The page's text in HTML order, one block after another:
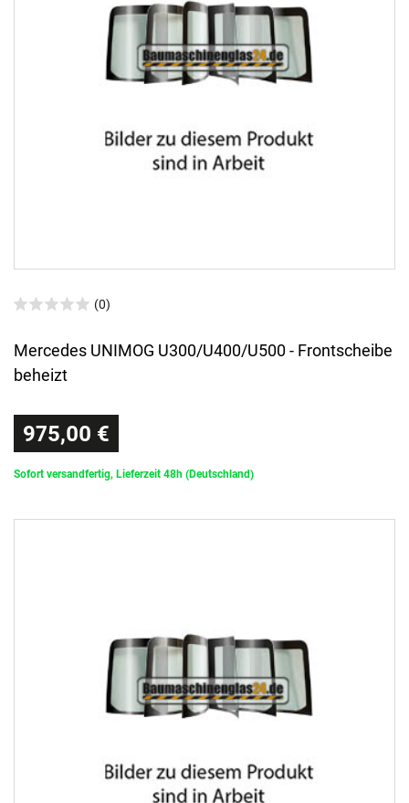
(0)
Mercedes UNIMOG U300/U400/U500 - Frontscheibe
beheizt
975,00 €
Sofort versandfertig, Lieferzeit 48h (Deutschland)